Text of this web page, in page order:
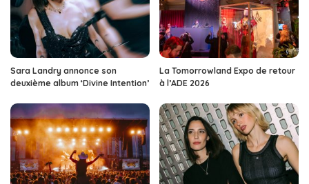
Sara Landry annonce son
deuxième album ‘Divine Intention’
La Tomorrowland Expo de retour
à l’ADE 2026